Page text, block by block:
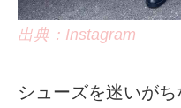
出典：Instagram
シューズを迷いがち